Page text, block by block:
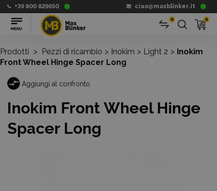
+39 800 829650 ciao@maxblinker.it
0 0
Prodotti > Pezzi di ricambio > Inokim > Light 2 > Inokim
Front Wheel Hinge Spacer Long
Aggiungi al confronto
Inokim Front Wheel Hinge
Spacer Long